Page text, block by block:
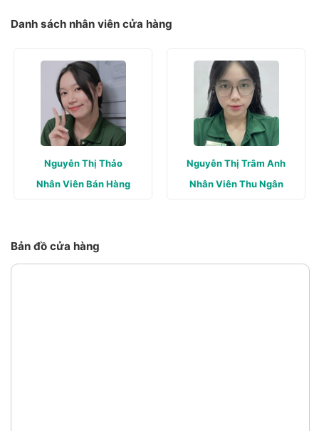
Danh sách nhân viên cửa hàng
Nguyễn Thị Thảo
Nhân Viên Bán Hàng
Nguyễn Thị Trâm Anh
Nhân Viên Thu Ngân
Bản đồ cửa hàng